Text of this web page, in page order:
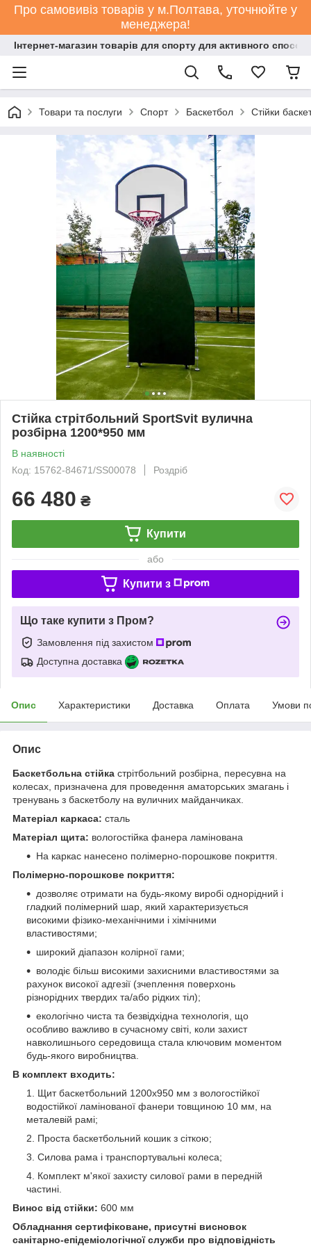
Про самовивіз товарів у м.Полтава, уточнюйте у
менеджера!
Інтернет-магазин товарів для спорту для активного
Товари та послуги Спорт Баскетбол Стійки
Стійка стрітбольний SportSvit вулична
розбірна 1200*950 мм
В наявності
Код: 15762-84671/SS00078
Роздріб
66 480 ₴
Купити
або
Купити з
Що таке купити з Пром?
Замовлення під захистом
Доступна доставка
Опис Характеристики Доставка Оплата Умови
Опис
Баскетбольна стійка стрітбольний розбірна, пересувна на
колесах, призначена для проведення аматорських змагань і
тренувань з баскетболу на вуличних майданчиках.
Матеріал каркаса: сталь
Матеріал щита: вологостійка фанера ламінована
На каркас нанесено полімерно-порошкове покриття.
Полімерно-порошкове покриття:
дозволяє отримати на будь-якому виробі однорідний і
гладкий полімерний шар, який характеризується
високими фізико-механічними і хімічними
властивостями;
широкий діапазон колірної гами;
володіє більш високими захисними властивостями за
рахунок високої адгезії (зчеплення поверхонь
різнорідних твердих та/або рідких тіл);
екологічно чиста та безвідхідна технологія, що
особливо важливо в сучасному світі, коли захист
навколишнього середовища стала ключовим моментом
будь-якого виробництва.
В комплект входить:
Щит баскетбольний 1200х950 мм з вологостійкої
водостійкої ламінованої фанери товщиною 10 мм, на
металевій рамі;
Проста баскетбольний кошик з сіткою;
Силова рама і транспортувальні колеса;
Комплект м'якої захисту силової рами в передній
частині.
Винос від стійки: 600 мм
Обладнання сертифіковане, присутні висновок
санітарно-епідеміологічної служби про відповідність